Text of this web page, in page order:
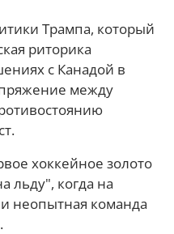
Трампа, который
риторика
с Канадой в
между
хоккейное золото
льду", когда на
неопытная команда